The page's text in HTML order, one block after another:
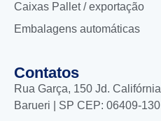
Caixas Pallet / exportação
Embalagens automáticas
Contatos
Rua Garça, 150 Jd. Califórnia
Barueri | SP CEP: 06409-130